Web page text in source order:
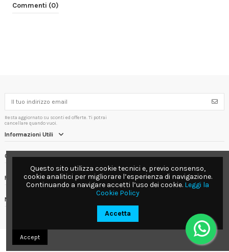
Commenti (0)
Resta aggiornato su sconti ed offerte. Ti potrai
cancellare quando vuoi.
Informazioni Utili
Contact us
Follow us
Newsletter
Questo sito utilizza cookie tecnici e, previo consenso,
cookie analitici per migliorare l’esperienza di navigazione.
Continuando a navigare accetti l’uso dei cookie. Leggi la
Cookie Policy
Accetta
Accept